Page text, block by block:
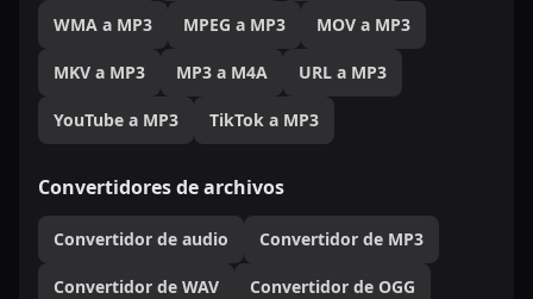
WMA a MP3 MPEG a MP3 MOV a MP3
MKV a MP3 MP3 a M4A URL a MP3
YouTube a MP3 TikTok a MP3
Convertidores de archivos
Convertidor de audio Convertidor de MP3
Convertidor de WAV Convertidor de OGG